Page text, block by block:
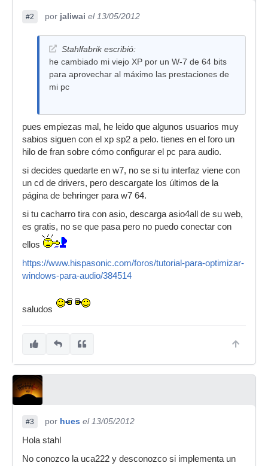
#2 por jaliwai el 13/05/2012
Stahlfabrik escribió:
he cambiado mi viejo XP por un W-7 de 64 bits
para aprovechar al máximo las prestaciones de
mi pc
pues empiezas mal, he leido que algunos usuarios muy
sabios siguen con el xp sp2 a pelo. tienes en el foro un
hilo de fran sobre cómo configurar el pc para audio.
si decides quedarte en w7, no se si tu interfaz viene con
un cd de drivers, pero descargate los últimos de la
página de behringer para w7 64.
si tu cacharro tira con asio, descarga asio4all de su web,
es gratis, no se que pasa pero no puedo conectar con
ellos
https://www.hispasonic.com/foros/tutorial-para-optimizar-
windows-para-audio/384514
saludos
#3 por hues el 13/05/2012
Hola stahl
No conozco la uca222 y desconozco si implementa un